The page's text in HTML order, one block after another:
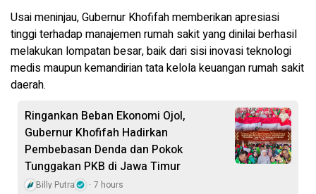
Usai meninjau, Gubernur Khofifah memberikan apresiasi
tinggi terhadap manajemen rumah sakit yang dinilai berhasil
melakukan lompatan besar, baik dari sisi inovasi teknologi
medis maupun kemandirian tata kelola keuangan rumah sakit
daerah.
Ringankan Beban Ekonomi Ojol,
Gubernur Khofifah Hadirkan
Pembebasan Denda dan Pokok
Tunggakan PKB di Jawa Timur
Billy Putra 7 hours